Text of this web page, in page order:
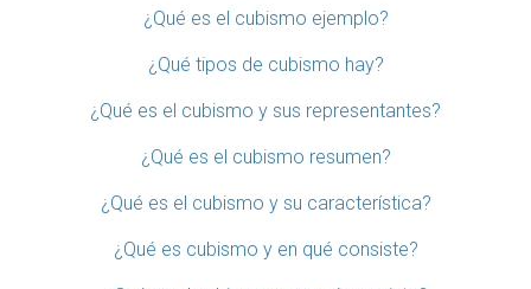
¿Qué es el cubismo ejemplo?
¿Qué tipos de cubismo hay?
¿Qué es el cubismo y sus representantes?
¿Qué es el cubismo resumen?
¿Qué es el cubismo y su característica?
¿Qué es cubismo y en qué consiste?